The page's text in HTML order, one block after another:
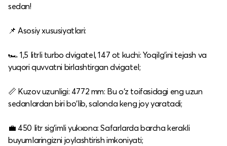
sedan!
📌 Asosiy xususiyatlari:
🏎 1,5 litrli turbo dvigatel, 147 ot kuchi: Yoqilg‘ini tejash va
yuqori quvvatni birlashtirgan dvigatel;
📏 Kuzov uzunligi: 4772 mm: Bu o‘z toifasidagi eng uzun
sedanlardan biri bo‘lib, salonda keng joy yaratadi;
💼 450 litr sig‘imli yukxona: Safarlarda barcha kerakli
buyumlaringizni joylashtirish imkoniyati;